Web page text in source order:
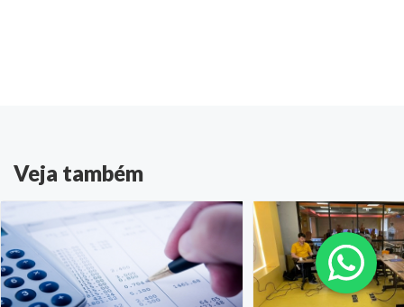
Veja também